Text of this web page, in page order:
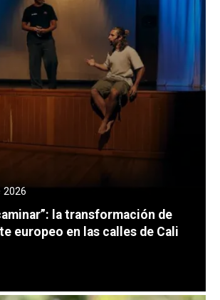
2026
la transformación de
europeo en las calles de Cali